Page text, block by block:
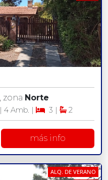
, zona Norte
| 4 Amb. | 3 | 2
más info
ALQ. DE VERANO